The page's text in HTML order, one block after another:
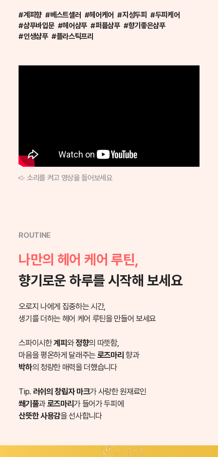
#계피향 #베스트셀러 #헤어케어 #지성두피 #두피케어
#샴푸바입문 #헤어샴푸 #퍼퓸샴푸 #향기좋은샴푸
#인생샴푸 #플라스틱프리
소리를 켜고 영상을 들어보세요
ROUTINE
나만의 헤어 케어 루틴,
향기로운 하루를 시작해 보세요
오로지 나에게 집중하는 시간,
생기를 더하는 헤어 케어 루틴을 만들어 보세요
스파이시한계피와정향의 따뜻함,
마음을 평온하게 달래주는 로즈마리 향과
박하의 청량한 매력을 더했습니다
Tip. 러쉬의 창립자 마크가 사랑한 원재료인
쐐기풀과로즈마리가 들어가 두피에
산뜻한 사용감을 선사합니다